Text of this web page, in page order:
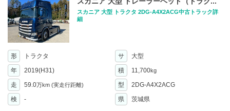
スカニア 大型 トラクタ 2DG-A4X2ACG中古トラック詳
細
形 トラクタ サ
大型
年
2019(H31) 積 11,700kg
走 59.0万km (実走行距離) 型
2DG-A4X2ACG
検
- 県 茨城県